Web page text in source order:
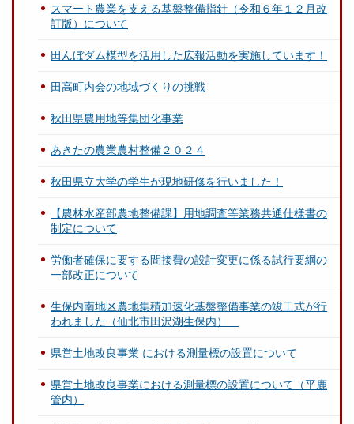
スマート農業を支える基盤整備指針（令和６年１２月改
訂版）について
田んぼダム模型を活用した広報活動を実施しています！
田高町内会の地域づくりの挑戦
秋田県農用地等集団化事業
あきたの農業農村整備２０２４
秋田県立大学の学生が現地研修を行いました！
【農林水産部農地整備課】用地調査等業務共通仕様書の
制定について
労働者確保に要する間接費の設計変更に係る試行要綱の
一部改正について
生保内南地区農地集積加速化基盤整備事業の竣工式が行
われました（仙北市田沢湖生保内）
県営土地改良事業 における測量標の設置について
県営土地改良事業における測量標の設置について（平鹿
管内）